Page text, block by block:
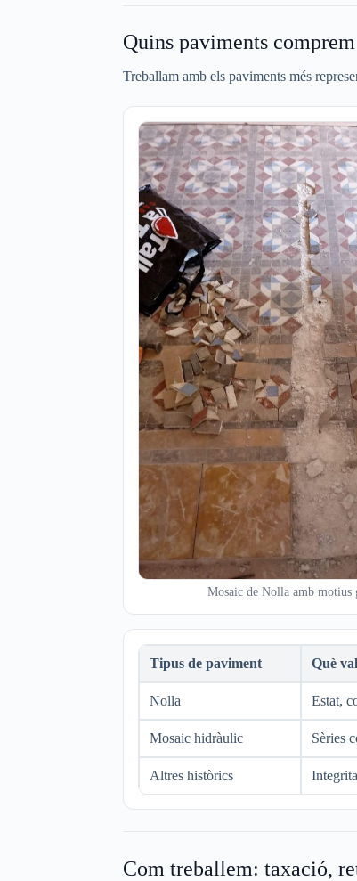
Quins paviments comprem
Treballam amb els paviments més
Mosaic de Nolla amb motius
Tipus de paviment Què
Nolla Estat,
Mosaic hidràulic Sèries
Altres històrics
Com treballem: taxació,